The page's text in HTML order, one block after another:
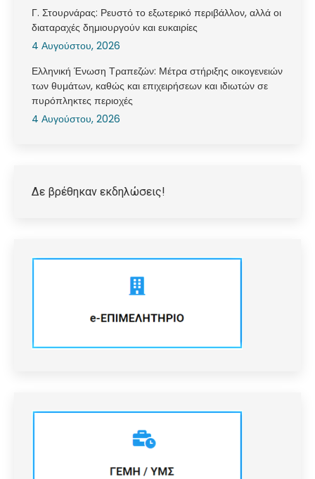
Γ. Στουρνάρας: Ρευστό το εξωτερικό περιβάλλον, αλλά οι
διαταραχές δημιουργούν και ευκαιρίες
4 Αυγούστου, 2026
Ελληνική Ένωση Τραπεζών: Μέτρα στήριξης οικογενειών
των θυμάτων, καθώς και επιχειρήσεων και ιδιωτών σε
πυρόπληκτες περιοχές
4 Αυγούστου, 2026
Δε βρέθηκαν εκδηλώσεις!